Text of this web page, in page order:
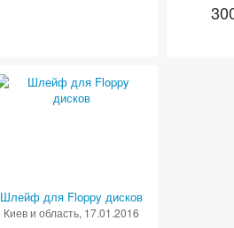
Шлейф для Floppy дисков
Киев и область, 17.01.2016